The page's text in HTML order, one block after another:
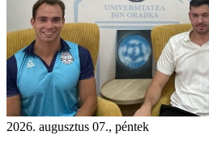
2026. augusztus 07., péntek